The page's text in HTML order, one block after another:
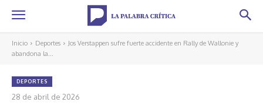
Inicio Deportes
Jos Verstappen sufre fuerte accidente en Rally de Wallonie y
abandona la...
DEPORTES
28 de abril de 2026